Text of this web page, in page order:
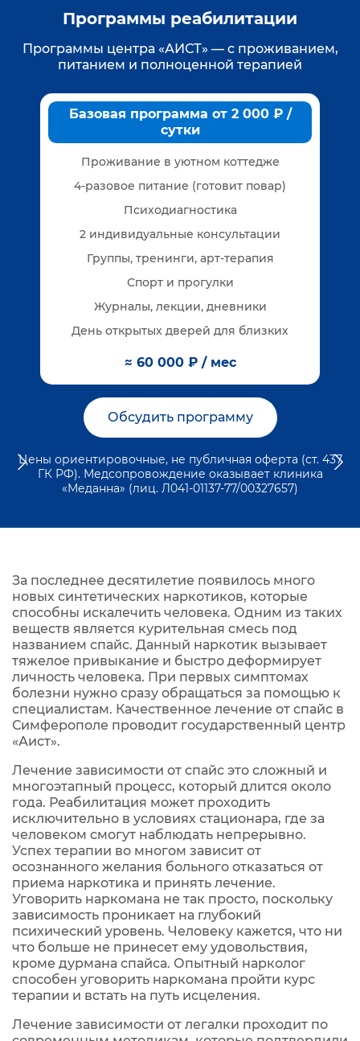
Программы реабилитации
Программы центра «АИСТ» — с проживанием,
питанием и полноценной терапией
Базовая программа от 2 000 ₽ /
сутки
Проживание в уютном коттедже
4-разовое питание (готовит повар)
Психодиагностика
2 индивидуальные консультации
Группы, тренинги, арт-терапия
Спорт и прогулки
Журналы, лекции, дневники
День открытых дверей для близких
≈ 60 000 ₽ / мес
Обсудить программу
Цены ориентировочные, не публичная оферта (ст. 437
ГК РФ). Медсопровождение оказывает клиника
«Меданна» (лиц. Л041-01137-77/00327657)
За последнее десятилетие появилось много
новых синтетических наркотиков, которые
способны искалечить человека. Одним из таких
веществ является курительная смесь под
названием спайс. Данный наркотик вызывает
тяжелое привыкание и быстро деформирует
личность человека. При первых симптомах
болезни нужно сразу обращаться за помощью к
специалистам. Качественное лечение от спайс в
Симферополе проводит государственный центр
«Аист».
Лечение зависимости от спайс это сложный и
многоэтапный процесс, который длится около
года. Реабилитация может проходить
исключительно в условиях стационара, где за
человеком смогут наблюдать непрерывно.
Успех терапии во многом зависит от
осознанного желания больного отказаться от
приема наркотика и принять лечение.
Уговорить наркомана не так просто, поскольку
зависимость проникает на глубокий
психический уровень. Человеку кажется, что ни
что больше не принесет ему удовольствия,
кроме дурмана спайса. Опытный нарколог
способен уговорить наркомана пройти курс
терапии и встать на путь исцеления.
Лечение зависимости от легалки проходит по